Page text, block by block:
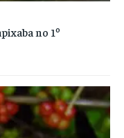
no 1º